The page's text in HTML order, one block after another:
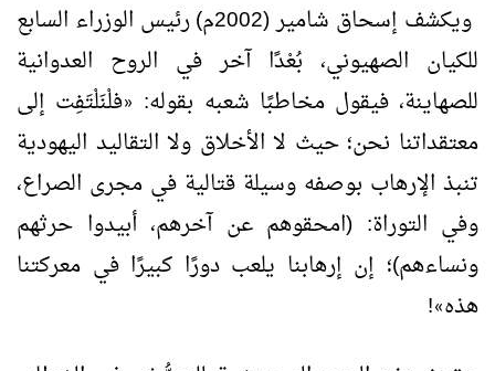
ويكشف إسحاق شامير (2002م) رئيس الوزراء السابع
للكيان الصهيوني، بُعْدًا آخر في الروح العدوانية
للصهاينة، فيقول مخاطبًا شعبه بقوله:
«فلْنَلْتَفِت إلى
معتقداتنا نحن؛ حيث لا الأخلاق ولا التقاليد اليهودية
تنبذ الإرهاب بوصفه وسيلة قتالية في مجرى الصراع،
وفي التوراة: (امحقوهم عن آخرهم، أبيدوا حرثهم
ونساءهم)؛ إن إرهابنا يلعب دورًا كبيرًا في معركتنا
هذه»
!